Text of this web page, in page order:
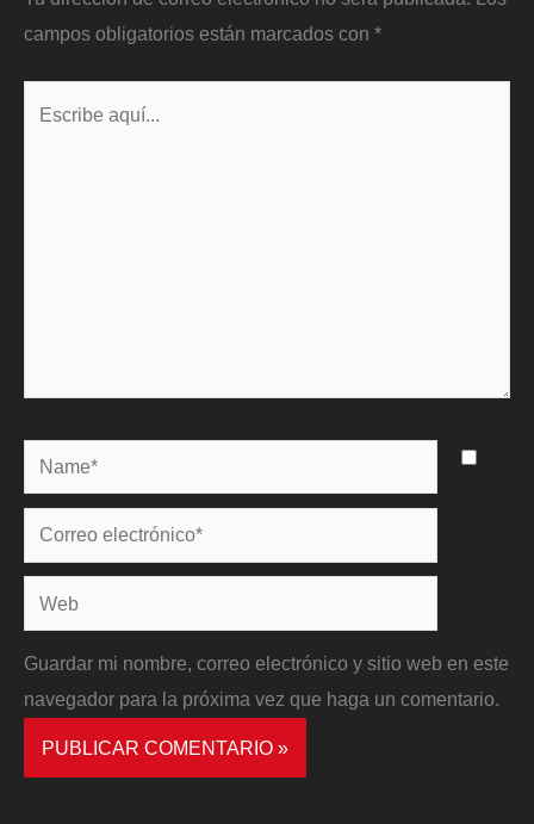
campos obligatorios están marcados con *
Name*
Correo
electrónico*
Web
Guardar mi nombre, correo electrónico y sitio web en este
navegador para la próxima vez que haga un comentario.